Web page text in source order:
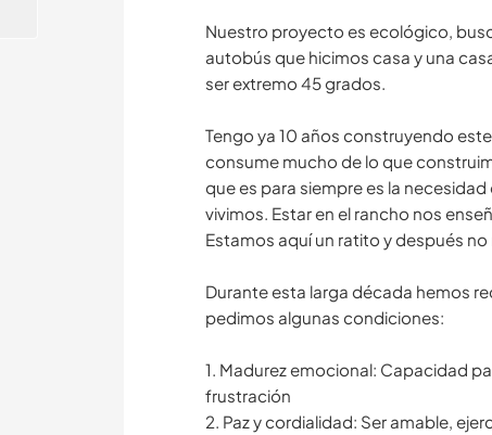
Nuestro proyecto es ecológico,
autobús que hicimos casa y una
ser extremo 45 grados.
Tengo ya 10 años construyendo
consume mucho de lo que
que es para siempre es la
vivimos. Estar en el rancho nos
Estamos aquí un ratito y después no
Durante esta larga década hemos
pedimos algunas condiciones:
1. Madurez emocional: Capacidad
frustración
2. Paz y cordialidad: Ser amable,